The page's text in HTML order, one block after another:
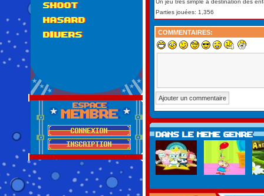
SHOOT
HASARD
DIVERS
Un jeu très simple à destination des
Parties jouées: 1,356
COMMENTAIRES: